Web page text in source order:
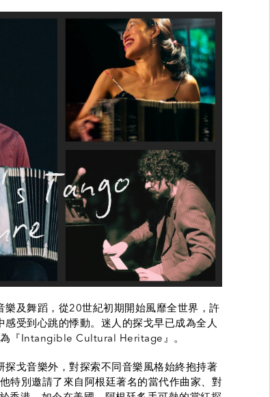
及舞蹈，從20世紀初期開始風靡全世界，許
受到心跳的悸動。迷人的探戈早已成為全人
『Intangible Cultural Heritage』。
戈音樂外，對探索不同音樂風格始終抱持著
特別邀請了來自阿根廷著名的當代作曲家、對